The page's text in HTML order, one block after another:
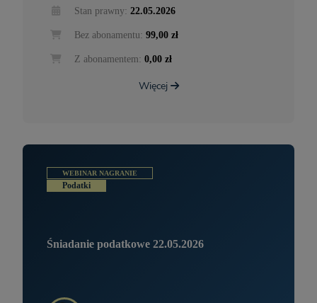
Stan prawny: 22.05.2026
Bez abonamentu: 99,00 zł
Z abonamentem: 0,00 zł
Więcej
WEBINAR NAGRANIE
Podatki
Śniadanie podatkowe 22.05.2026